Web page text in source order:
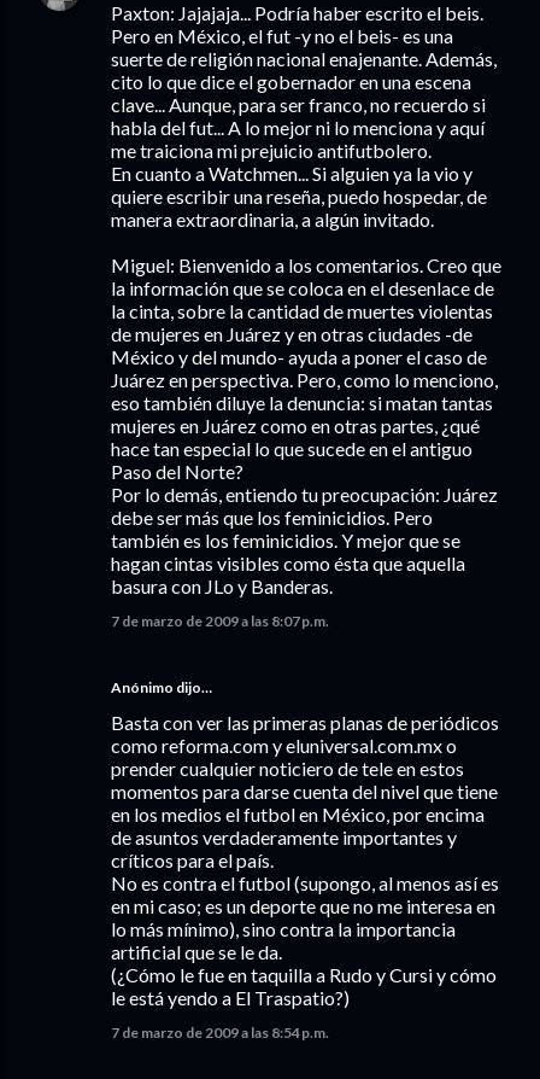
Paxton: Jajajaja... Podría haber escrito el beis.
Pero en México, el fut -y no el beis- es una
suerte de religión nacional enajenante. Además,
cito lo que dice el gobernador en una escena
clave... Aunque, para ser franco, no recuerdo si
habla del fut... A lo mejor ni lo menciona y aquí
me traiciona mi prejuicio antifutbolero.
En cuanto a Watchmen... Si alguien ya la vio y
quiere escribir una reseña, puedo hospedar, de
manera extraordinaria, a algún invitado.
Miguel: Bienvenido a los comentarios. Creo que
la información que se coloca en el desenlace de
la cinta, sobre la cantidad de muertes violentas
de mujeres en Juárez y en otras ciudades -de
México y del mundo- ayuda a poner el caso de
Juárez en perspectiva. Pero, como lo menciono,
eso también diluye la denuncia: si matan tantas
mujeres en Juárez como en otras partes, ¿qué
hace tan especial lo que sucede en el antiguo
Paso del Norte?
Por lo demás, entiendo tu preocupación: Juárez
debe ser más que los feminicidios. Pero
también es los feminicidios. Y mejor que se
hagan cintas visibles como ésta que aquella
basura con JLo y Banderas.
7 de marzo de 2009 a las 8:07 p.m.
Anónimo dijo…
Basta con ver las primeras planas de periódicos
como reforma.com y eluniversal.com.mx o
prender cualquier noticiero de tele en estos
momentos para darse cuenta del nivel que tiene
en los medios el futbol en México, por encima
de asuntos verdaderamente importantes y
críticos para el país.
No es contra el futbol (supongo, al menos así es
en mi caso; es un deporte que no me interesa en
lo más mínimo), sino contra la importancia
artificial que se le da.
(¿Cómo le fue en taquilla a Rudo y Cursi y cómo
le está yendo a El Traspatio?)
7 de marzo de 2009 a las 8:54 p.m.